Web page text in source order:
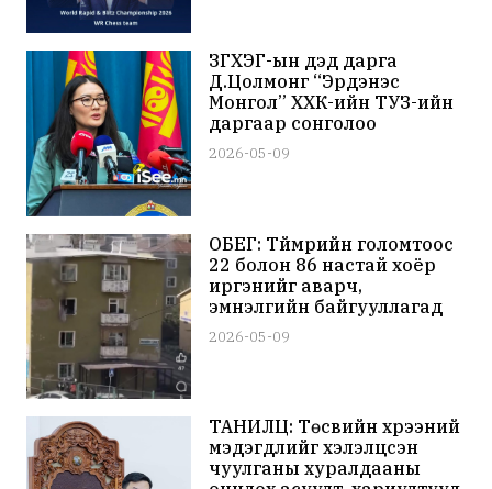
ЗГХЭГ-ын дэд дарга
Д.Цолмонг “Эрдэнэс
Монгол” ХХК-ийн ТУЗ-ийн
даргаар сонголоо
2026-05-09
ОБЕГ: Түймрийн голомтоос
22 болон 86 настай хоёр
иргэнийг аварч,
эмнэлгийн байгууллагад
хүлээлгэн өгсөн
2026-05-09
ТАНИЛЦ: Төсвийн хүрээний
мэдэгдлийг хэлэлцсэн
чуулганы хуралдааны